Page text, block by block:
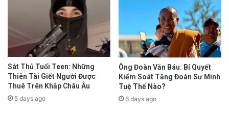
Sát Thủ Tuổi Teen: Những
Thiên Tài Giết Người Được
Thuê Trên Khắp Châu Âu
5 days ago
Ông Đoàn Văn Báu: Bí Quyết
Kiểm Soát Tăng Đoàn Sư Minh
Tuệ Thế Nào?
6 days ago